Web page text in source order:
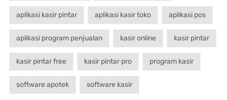
aplikasi kasir pintar aplikasi kasir toko aplikasi pos
aplikasi program penjualan kasir online kasir pintar
kasir pintar free kasir pintar pro program kasir
software apotek software kasir